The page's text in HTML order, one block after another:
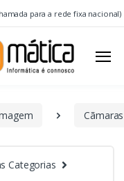
para a rede fixa nacional)
Cãmaras
Categorias